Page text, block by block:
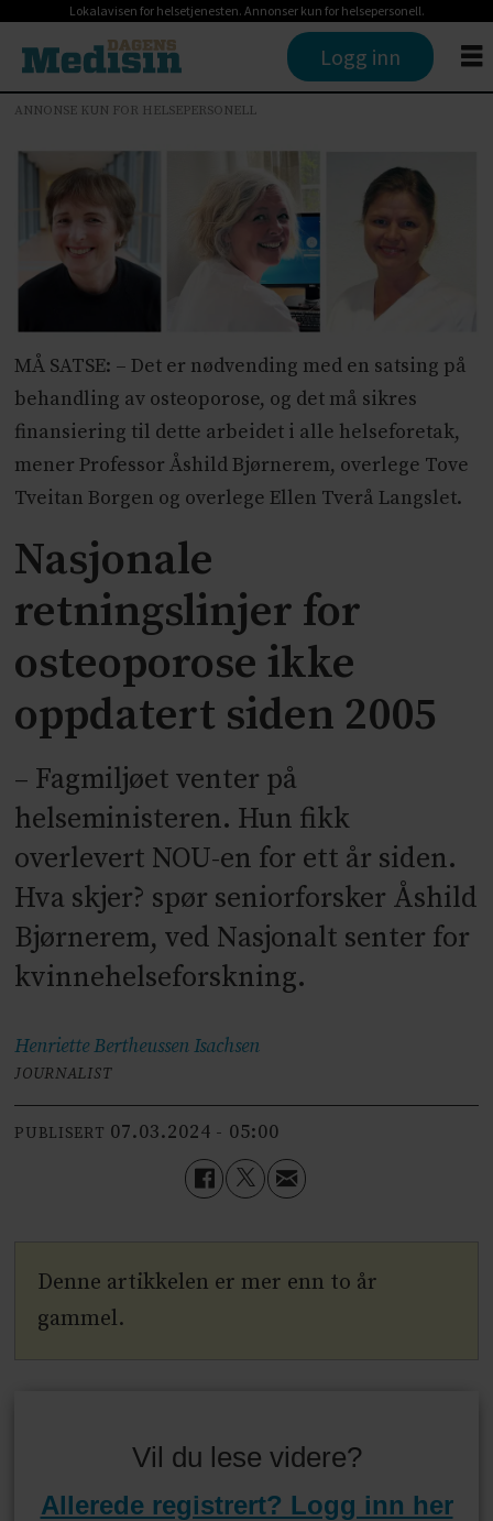
Lokalavisen for helsetjenesten. Annonser kun for helsepersonell.
Logg inn
ANNONSE KUN FOR HELSEPERSONELL
MÅ SATSE: – Det er nødvending med en satsing på
behandling av osteoporose, og det må sikres
finansiering til dette arbeidet i alle helseforetak,
mener Professor Åshild Bjørnerem, overlege Tove
Tveitan Borgen og overlege Ellen Tverå Langslet.
Nasjonale
retningslinjer for
osteoporose ikke
oppdatert siden 2005
– Fagmiljøet venter på
helseministeren. Hun fikk
overlevert NOU-en for ett år siden.
Hva skjer? spør seniorforsker Åshild
Bjørnerem, ved Nasjonalt senter for
kvinnehelseforskning.
Henriette BertheussenIsachsen
JOURNALIST
PUBLISERT 07.03.2024 - 05:00
Denne artikkelen er mer enn to år
gammel.
Vil du lese videre?
Allerede registrert? Logg inn her